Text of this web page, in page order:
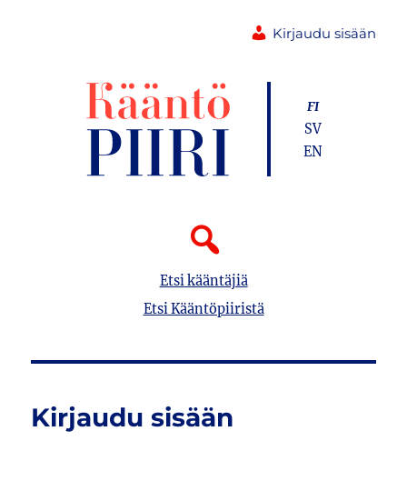
Kirjaudu sisään
Etsi kääntäjiä
Etsi Kääntöpiiristä
FI
SV
EN
Kirjaudu sisään